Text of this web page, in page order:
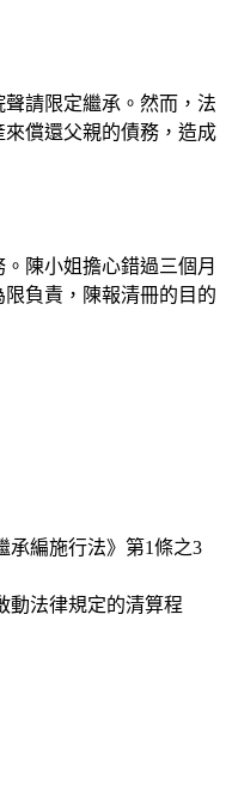
請限定繼承。然而，法
償還父親的債務，造成
陳小姐擔心錯過三個月
負責，陳報清冊的目的
承編施行法》第1條之3
動法律規定的清算程